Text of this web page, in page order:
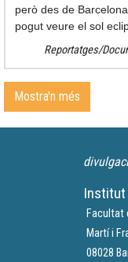
però des de
pogut veure el sol
alguns moments. No
pogut fer un seguiment
algunes fotos.
Reportatges/
Mostra'n més
Institut
Facultat
Martí i
08028